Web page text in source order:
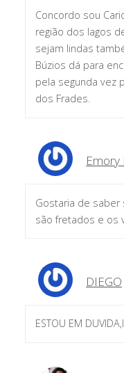
Concordo sou
região dos lagos
sejam lindas
Búzios dá para
pela segunda vez
dos Frades.
Emory
Gostaria de
são fretados e os
DIEGO
ESTOU EM